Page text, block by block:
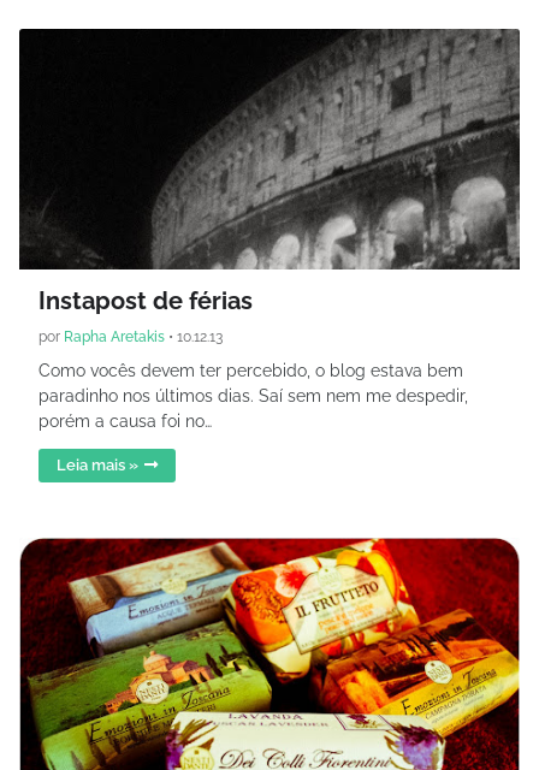
Instapost de férias
por Rapha Aretakis • 10.12.13
Como vocês devem ter percebido, o blog estava bem
paradinho nos últimos dias. Saí sem nem me despedir,
porém a causa foi no…
Leia mais »